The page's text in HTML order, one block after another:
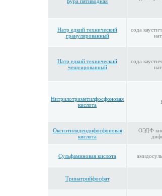
Натр едкий технический
гранулированный
сода
Натр едкий технический
чешуированный
сода
Нитрилотриметилфосфоновая
кислота
Оксиэтилидендифосфоновая
кислота
ОЭДФ
Сульфаминовая кислота
Тринатрийфосфат